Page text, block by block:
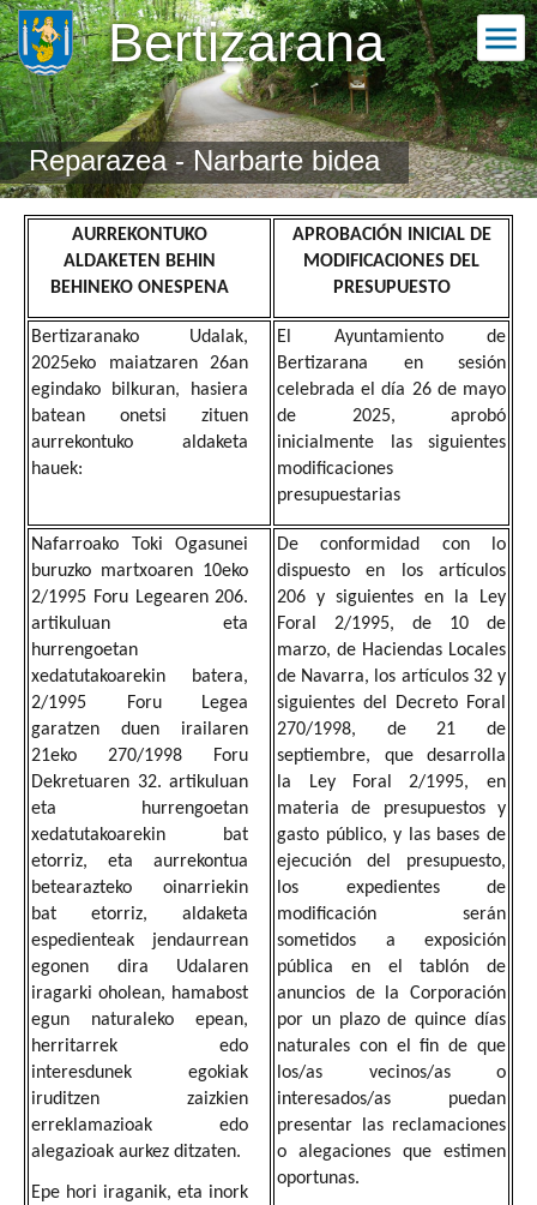
Reparazea - Narbarte bidea
Bertizarana
AURREKONTUKO
ALDAKETEN BEHIN
BEHINEKO ONESPENA
APROBACIÓN INICIAL DE
MODIFICACIONES DEL
PRESUPUESTO
Bertizaranako Udalak,
2025eko maiatzaren 26an
egindako bilkuran, hasiera
batean onetsi zituen
aurrekontuko aldaketa
hauek:
El Ayuntamiento de
Bertizarana en sesión
celebrada el día 26 de mayo
de 2025, aprobó
inicialmente las siguientes
modificaciones
presupuestarias
Nafarroako Toki Ogasunei
buruzko martxoaren 10eko
2/1995 Foru Legearen 206.
artikuluan eta
hurrengoetan
xedatutakoarekin batera,
2/1995 Foru Legea
garatzen duen irailaren
21eko 270/1998 Foru
Dekretuaren 32. artikuluan
eta hurrengoetan
xedatutakoarekin bat
etorriz, eta aurrekontua
betearazteko oinarriekin
bat etorriz, aldaketa
espedienteak jendaurrean
egonen dira Udalaren
iragarki oholean, hamabost
egun naturaleko epean,
herritarrek edo
interesdunek egokiak
iruditzen zaizkien
erreklamazioak edo
alegazioak aurkez ditzaten.
Epe hori iraganik, eta inork
De conformidad con lo
dispuesto en los artículos
206 y siguientes en la Ley
Foral 2/1995, de 10 de
marzo, de Haciendas Locales
de Navarra, los artículos 32 y
siguientes del Decreto Foral
270/1998, de 21 de
septiembre, que desarrolla
la Ley Foral 2/1995, en
materia de presupuestos y
gasto público, y las bases de
ejecución del presupuesto,
los expedientes de
modificación serán
sometidos a exposición
pública en el tablón de
anuncios de la Corporación
por un plazo de quince días
naturales con el fin de que
los/as vecinos/as o
interesados/as puedan
presentar las reclamaciones
o alegaciones que estimen
oportunas.